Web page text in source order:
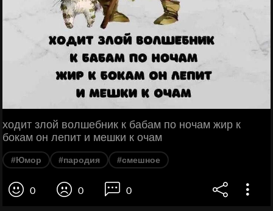
ходит злой волшебник к бабам по ночам жир к
бокам он лепит и мешки к очам
#Юмор #пародия #смешное
0 0 0